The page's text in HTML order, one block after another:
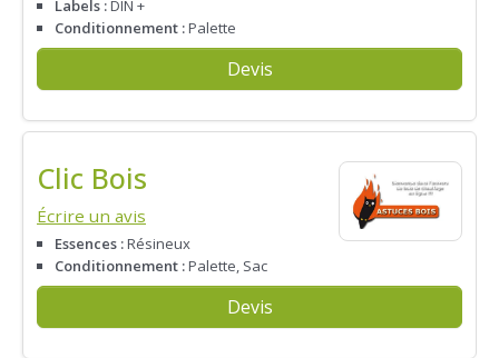
Labels :DIN +
Conditionnement :Palette
Devis
Clic Bois
Écrire un avis
Essences :Résineux
Conditionnement :Palette, Sac
Devis